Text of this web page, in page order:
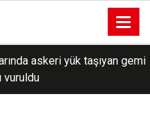
askeri yük taşıyan gemi
vuruldu